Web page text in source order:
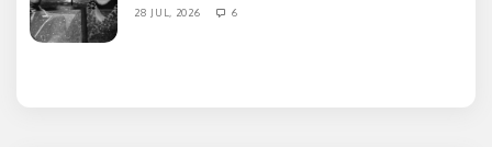
28 JUL, 2026 6